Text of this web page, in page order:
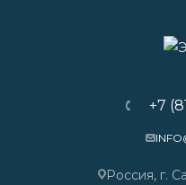
+7
Россия, г.